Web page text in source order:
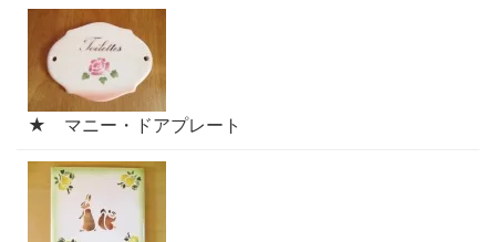
★ マニー・ドアプレート